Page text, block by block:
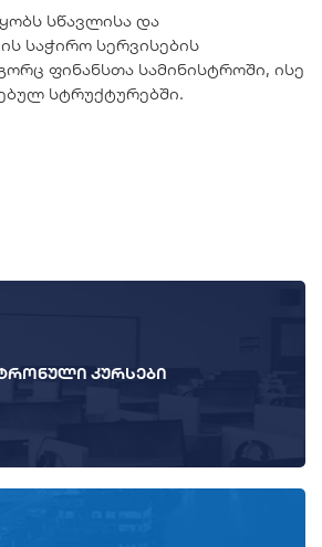
სწავლისა და
საჭირო სერვისების
ფინანსთა სამინისტროში, ისე
სტრუქტურებში.
კურსები